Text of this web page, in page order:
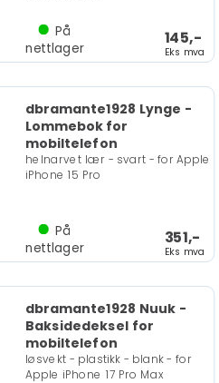
145,-
Eks mva
På
nettlager
dbramante1928 Lynge -
Lommebok for
mobiltelefon
helnarvet lær - svart - for Apple
iPhone 15 Pro
351,-
Eks mva
På
nettlager
dbramante1928 Nuuk -
Baksidedeksel for
mobiltelefon
løsvekt - plastikk - blank - for
Apple iPhone 17 Pro Max